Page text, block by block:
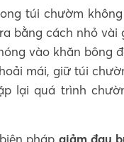
túi chườm
bằng cách nhỏ vài
vào khăn bông
mái, giữ túi
lại quá trình
phápgiảm đau